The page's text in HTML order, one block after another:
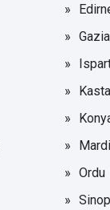
Ordu
Sinop